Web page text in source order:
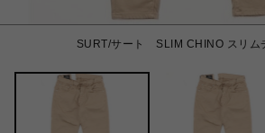
SURT/サート SLIM CHINO スリム